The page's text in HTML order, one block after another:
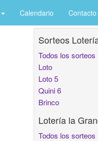
Calendario Contacto
Sorteos
Todos los sorteos
Loto
Loto 5
Quini 6
Brinco
Lotería la
Todos los sorteos